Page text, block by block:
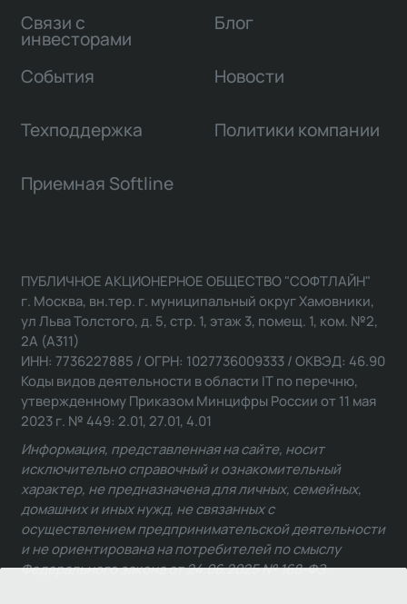
Связи с
инвесторами
Блог
События Новости
Техподдержка Политики компании
Приемная Softline
ПУБЛИЧНОЕ АКЦИОНЕРНОЕ ОБЩЕСТВО "СОФТЛАЙН"
г. Москва, вн.тер. г. муниципальный округ Хамовники,
ул Льва Толстого, д. 5, стр. 1, этаж 3, помещ. 1, ком. №2,
2А (А311)
ИНН: 7736227885 / ОГРН: 1027736009333 / ОКВЭД: 46.90
Коды видов деятельности в области IT по перечню,
утвержденному Приказом Минцифры России от 11 мая
2023 г. № 449: 2.01, 27.01, 4.01
Информация, представленная на сайте, носит
исключительно справочный и ознакомительный
характер, не предназначена для личных, семейных,
домашних и иных нужд, не связанных с
осуществлением предпринимательской деятельности
и не ориентирована на потребителей по смыслу
Федерального закона от 24.06.2025 № 168-ФЗ.